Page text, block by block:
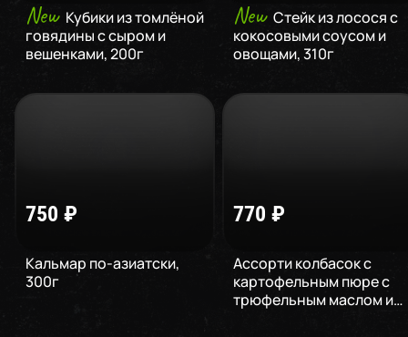
New Кубики из томлёной
говядины с сыром и
вешенками,200г
New Стейк из лосося с
кокосовыми соусом и
овощами,310г
750 ₽
Кальмар по-азиатски,
300г
770 ₽
Ассорти колбасок с
картофельным пюре с
трюфельным маслом и